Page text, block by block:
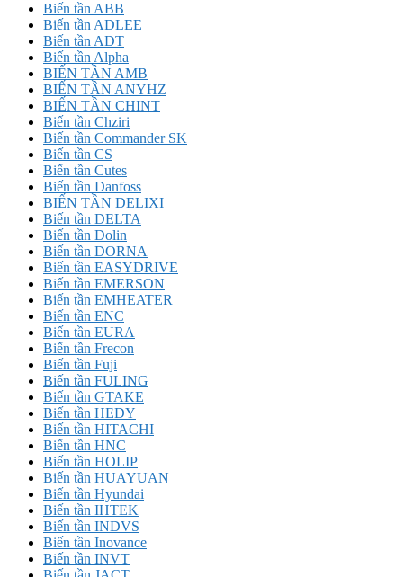
Biến tần ABB
Biến tần ADLEE
Biến tần ADT
Biến tần Alpha
BIẾN TẦN AMB
BIẾN TẦN ANYHZ
BIẾN TẦN CHINT
Biến tần Chziri
Biến tần Commander SK
Biến tần CS
Biến tần Cutes
Biến tần Danfoss
BIẾN TẦN DELIXI
Biến tần DELTA
Biến tần Dolin
Biến tần DORNA
Biến tần EASYDRIVE
Biến tần EMERSON
Biến tần EMHEATER
Biến tần ENC
Biến tần EURA
Biến tần Frecon
Biến tần Fuji
Biến tần FULING
Biến tần GTAKE
Biến tần HEDY
Biến tần HITACHI
Biến tần HNC
Biến tần HOLIP
Biến tần HUAYUAN
Biến tần Hyundai
Biến tần IHTEK
Biến tần INDVS
Biến tần Inovance
Biến tần INVT